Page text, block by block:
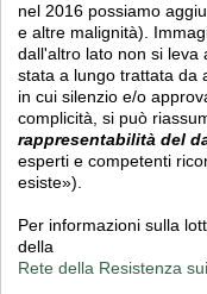
nel 2016 possiamo
e altre malignità).
dall'altro lato non si leva
stata a lungo trattata da
in cui silenzio e/o
complicità, si può
rappresentabilità del
esperti e competenti
esiste»).
Per informazioni sulla
della
Rete della Resistenza